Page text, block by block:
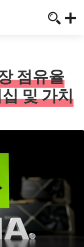
점유율
및 가치